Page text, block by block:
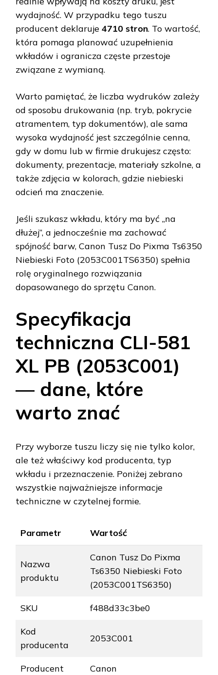
wydajność. W przypadku tego tuszu
producent deklaruje 4710 stron. To wartość,
która pomaga planować uzupełnienia
wkładów i ogranicza częste przestoje
związane z wymianą.
Warto pamiętać, że liczba wydruków zależy
od sposobu drukowania (np. tryb, pokrycie
atramentem, typ dokumentów), ale sama
wysoka wydajność jest szczególnie cenna,
gdy w domu lub w firmie drukujesz często:
dokumenty, prezentacje, materiały szkolne, a
także zdjęcia w kolorach, gdzie niebieski
odcień ma znaczenie.
Jeśli szukasz wkładu, który ma być „na
dłużej”, a jednocześnie ma zachować
spójność barw, Canon Tusz Do Pixma Ts6350
Niebieski Foto (2053C001TS6350) spełnia
rolę oryginalnego rozwiązania
dopasowanego do sprzętu Canon.
Specyfikacja
techniczna CLI-581
XL PB (2053C001)
— dane, które
warto znać
Przy wyborze tuszu liczy się nie tylko kolor,
ale też właściwy kod producenta, typ
wkładu i przeznaczenie. Poniżej zebrano
wszystkie najważniejsze informacje
techniczne w czytelnej formie.
Parametr Wartość
Nazwa
produktu
Canon Tusz Do Pixma
Ts6350 Niebieski Foto
(2053C001TS6350)
SKU f488d33c3be0
Kod
producenta
2053C001
Producent Canon